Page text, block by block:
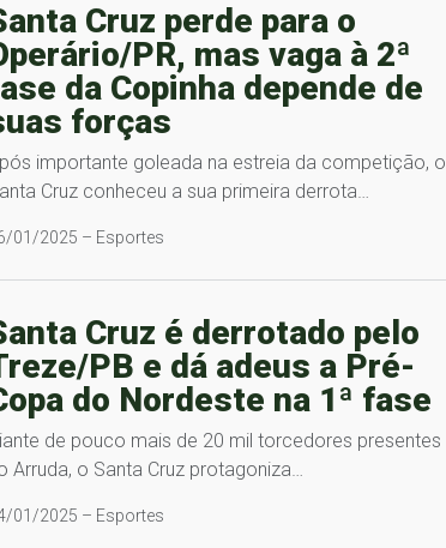
Cruz perde para o
PR, mas vaga à 2ª
da Copinha depende de
forças
importante goleada na estreia da competição, o
Cruz conheceu a sua primeira derrota…
01/2025 – Esportes
Cruz é derrotado pelo
PB e dá adeus a Pré-
do Nordeste na 1ª fase
de pouco mais de 20 mil torcedores presentes
Arruda, o Santa Cruz protagoniza…
01/2025 – Esportes